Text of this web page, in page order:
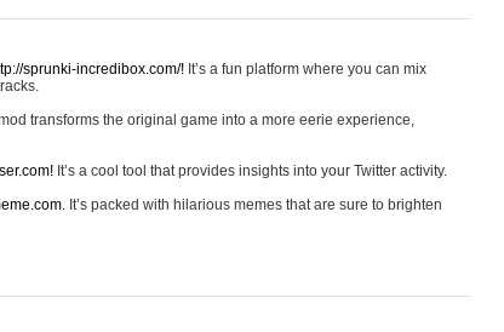
sprunki-incredibox.com/! It’s a fun platform where you can mix
transforms the original game into a more eerie experience,
It’s a cool tool that provides insights into your Twitter activity.
It’s packed with hilarious memes that are sure to brighten